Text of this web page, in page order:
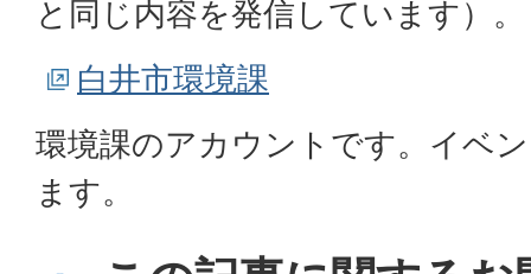
と同じ内容を発信しています）。
白井市環境課
環境課のアカウントです。イベ
ます。